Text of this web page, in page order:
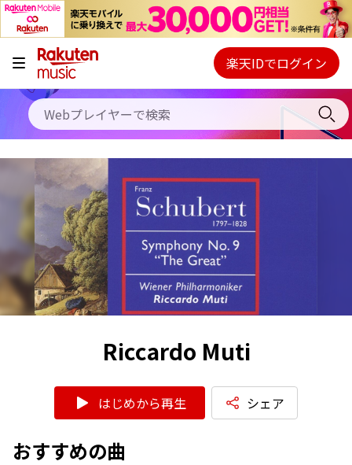
キャンペーン
料金プラン
使い方
初回30日間無料お試し
Webプレイヤー
ご契約内容の確認・変更
楽天IDでログイン
Riccardo Muti
はじめから再生 シェア
おすすめの曲